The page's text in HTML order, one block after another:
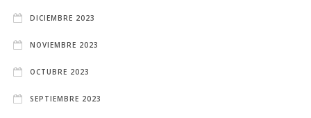
DICIEMBRE 2023
NOVIEMBRE 2023
OCTUBRE 2023
SEPTIEMBRE 2023